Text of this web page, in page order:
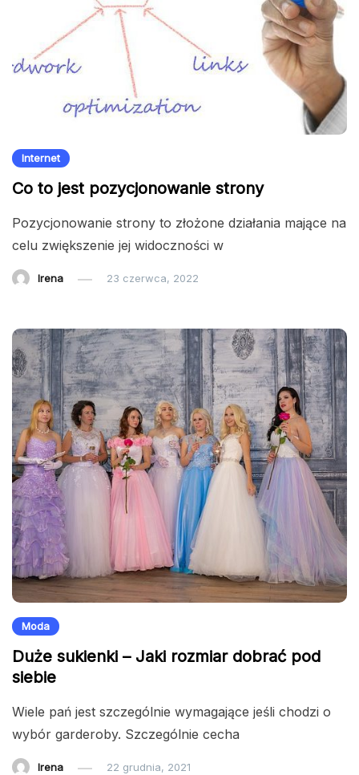
Internet
Co to jest pozycjonowanie strony
Pozycjonowanie strony to złożone działania mające na
celu zwiększenie jej widoczności w
Irena 23 czerwca, 2022
Moda
Duże sukienki – Jaki rozmiar dobrać pod
siebie
Wiele pań jest szczególnie wymagające jeśli chodzi o
wybór garderoby. Szczególnie cecha
Irena 22 grudnia, 2021